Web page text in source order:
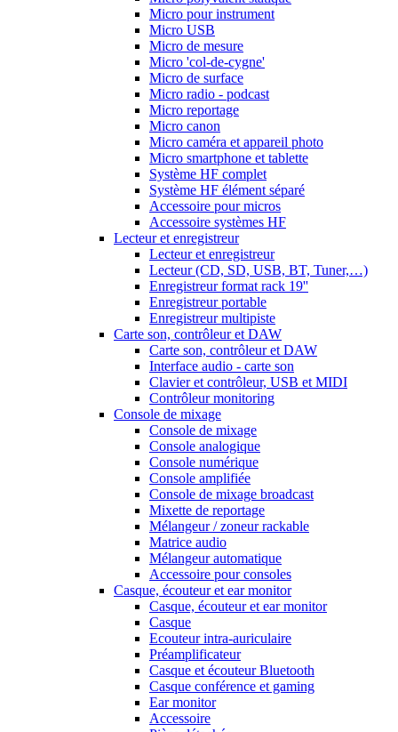
Micro pour instrument
Micro USB
Micro de mesure
Micro 'col-de-cygne'
Micro de surface
Micro radio - podcast
Micro reportage
Micro canon
Micro caméra et appareil photo
Micro smartphone et tablette
Système HF complet
Système HF élément séparé
Accessoire pour micros
Accessoire systèmes HF
Lecteur et enregistreur
Lecteur et enregistreur
Lecteur (CD, SD, USB, BT, Tuner,…)
Enregistreur format rack 19''
Enregistreur portable
Enregistreur multipiste
Carte son, contrôleur et DAW
Carte son, contrôleur et DAW
Interface audio - carte son
Clavier et contrôleur, USB et MIDI
Contrôleur monitoring
Console de mixage
Console de mixage
Console analogique
Console numérique
Console amplifiée
Console de mixage broadcast
Mixette de reportage
Mélangeur / zoneur rackable
Matrice audio
Mélangeur automatique
Accessoire pour consoles
Casque, écouteur et ear monitor
Casque, écouteur et ear monitor
Casque
Ecouteur intra-auriculaire
Préamplificateur
Casque et écouteur Bluetooth
Casque conférence et gaming
Ear monitor
Accessoire